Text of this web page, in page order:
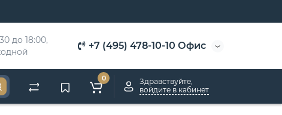
до 18:00,
+7 (495) 478-10-10 Офис
0
Здравствуйте,
войдите в кабинет